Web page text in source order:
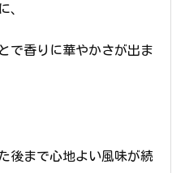
、
で香りに華やかさが出ま
後まで心地よい風味が続